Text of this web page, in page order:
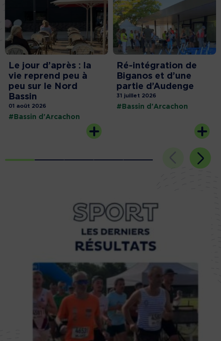
Le jour d’après : la
vie reprend peu à
peu sur le Nord
Bassin
01 août 2026
#Bassin d'Arcachon
Ré-intégration de
Biganos et d’une
partie d’Audenge
31 juillet 2026
#Bassin d'Arcachon